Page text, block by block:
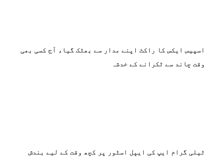
اسپیس ایکس کا راکٹ اپنے مدار سے بھٹک گیا، آج کسی بھی
وقت چاند سے ٹکرانے کے خدشہ
ٹیلی گرام ایپ کی ایپل اسٹور پر کچھ وقت کے لیے بندش